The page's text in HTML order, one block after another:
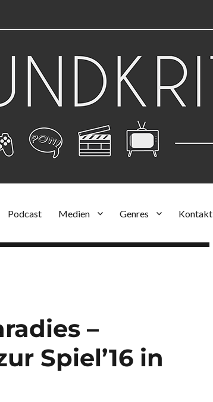
Podcast Medien Genres Kontakt
–
Spiel’16 in